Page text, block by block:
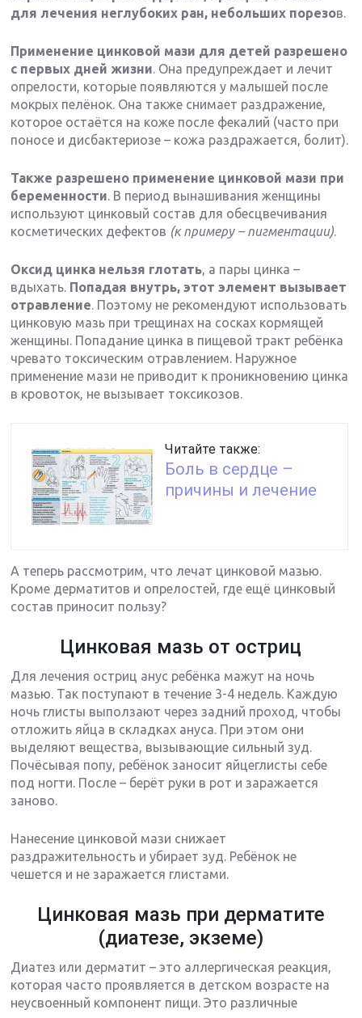
для лечения неглубоких ран, небольших порезов.
Применение цинковой мази для детей разрешено
с первых дней жизни. Она предупреждает и лечит
опрелости, которые появляются у малышей после
мокрых пелёнок. Она также снимает раздражение,
которое остаётся на коже после фекалий (часто при
поносе и дисбактериозе – кожа раздражается, болит).
Также разрешено применение цинковой мази при
беременности. В период вынашивания женщины
используют цинковый состав для обесцвечивания
косметических дефектов (к примеру – пигментации).
Оксид цинка нельзя глотать, а пары цинка –
вдыхать. Попадая внутрь, этот элемент вызывает
отравление. Поэтому не рекомендуют использовать
цинковую мазь при трещинах на сосках кормящей
женщины. Попадание цинка в пищевой тракт ребёнка
чревато токсическим отравлением. Наружное
применение мази не приводит к проникновению цинка
в кровоток, не вызывает токсикозов.
Читайте также:
Боль в сердце –
причины и лечение
А теперь рассмотрим, что лечат цинковой мазью.
Кроме дерматитов и опрелостей, где ещё цинковый
состав приносит пользу?
Цинковая мазь от остриц
Для лечения остриц анус ребёнка мажут на ночь
мазью. Так поступают в течение 3-4 недель. Каждую
ночь глисты выползают через задний проход, чтобы
отложить яйца в складках ануса. При этом они
выделяют вещества, вызывающие сильный зуд.
Почёсывая попу, ребёнок заносит яйцеглисты себе
под ногти. После – берёт руки в рот и заражается
заново.
Нанесение цинковой мази снижает
раздражительность и убирает зуд. Ребёнок не
чешется и не заражается глистами.
Цинковая мазь при дерматите
(диатезе, экземе)
Диатез или дерматит – это аллергическая реакция,
которая часто проявляется в детском возрасте на
неусвоенный компонент пищи. Это различные